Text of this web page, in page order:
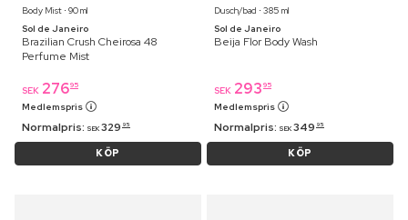
Body Mist ⋅ 90 ml
Sol de Janeiro
Brazilian Crush Cheirosa 48
Perfume Mist
SEK 27695
Medlemspris
Normalpris: SEK 329 95
KÖP
Dusch/bad ⋅ 385 ml
Sol de Janeiro
Beija Flor Body Wash
SEK 293 95
Medlemspris
Normalpris: SEK 349 95
KÖP